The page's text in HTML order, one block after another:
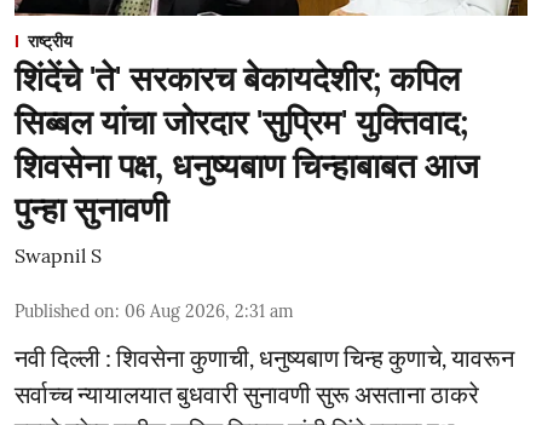
राष्ट्रीय
शिंदेंचे 'ते' सरकारच बेकायदेशीर; कपिल
सिब्बल यांचा जोरदार 'सुप्रिम' युक्तिवाद;
शिवसेना पक्ष, धनुष्यबाण चिन्हाबाबत आज
पुन्हा सुनावणी
Swapnil S
Published on: 06 Aug 2026, 2:31 am
नवी दिल्ली : शिवसेना कुणाची, धनुष्यबाण चिन्ह कुणाचे, यावरून
सर्वाच्च न्यायालयात बुधवारी सुनावणी सुरू असताना ठाकरे